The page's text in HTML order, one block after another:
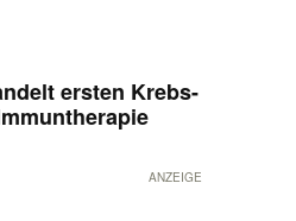
ersten Krebs-
ANZEIGE